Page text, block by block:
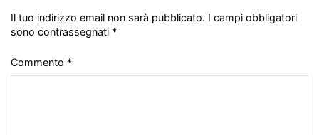
Il tuo indirizzo email non sarà pubblicato. I campi obbligatori
sono contrassegnati *
Commento *